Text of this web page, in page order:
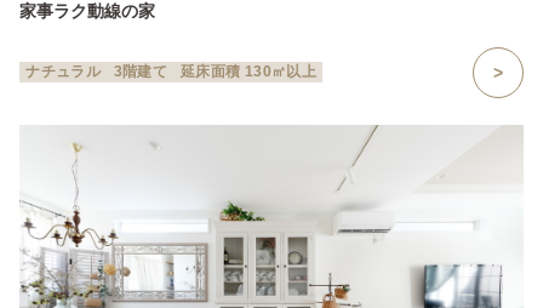
家事ラク動線の家
ナチュラル 3階建て 延床面積 130㎡以上